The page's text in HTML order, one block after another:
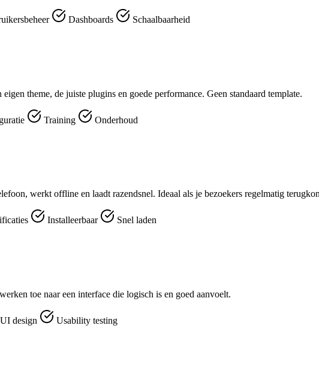
Dashboards Schaalbaarheid
theme, de juiste plugins en goede performance. Geen standaard template.
Training Onderhoud
werkt offline en laadt razendsnel. Ideaal als je bezoekers regelmatig
Installeerbaar Snel laden
toe naar een interface die logisch is en goed aanvoelt.
UI design
Usability testing